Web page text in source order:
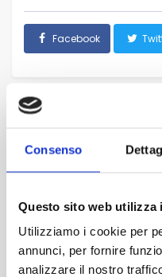
Consenso
Questo sito web utilizza
Utilizziamo i cookie per
annunci, per fornire
analizzare il nostro
Facebook
MIASTO PALERMO
CUSTONACI
MIASTO KATANII